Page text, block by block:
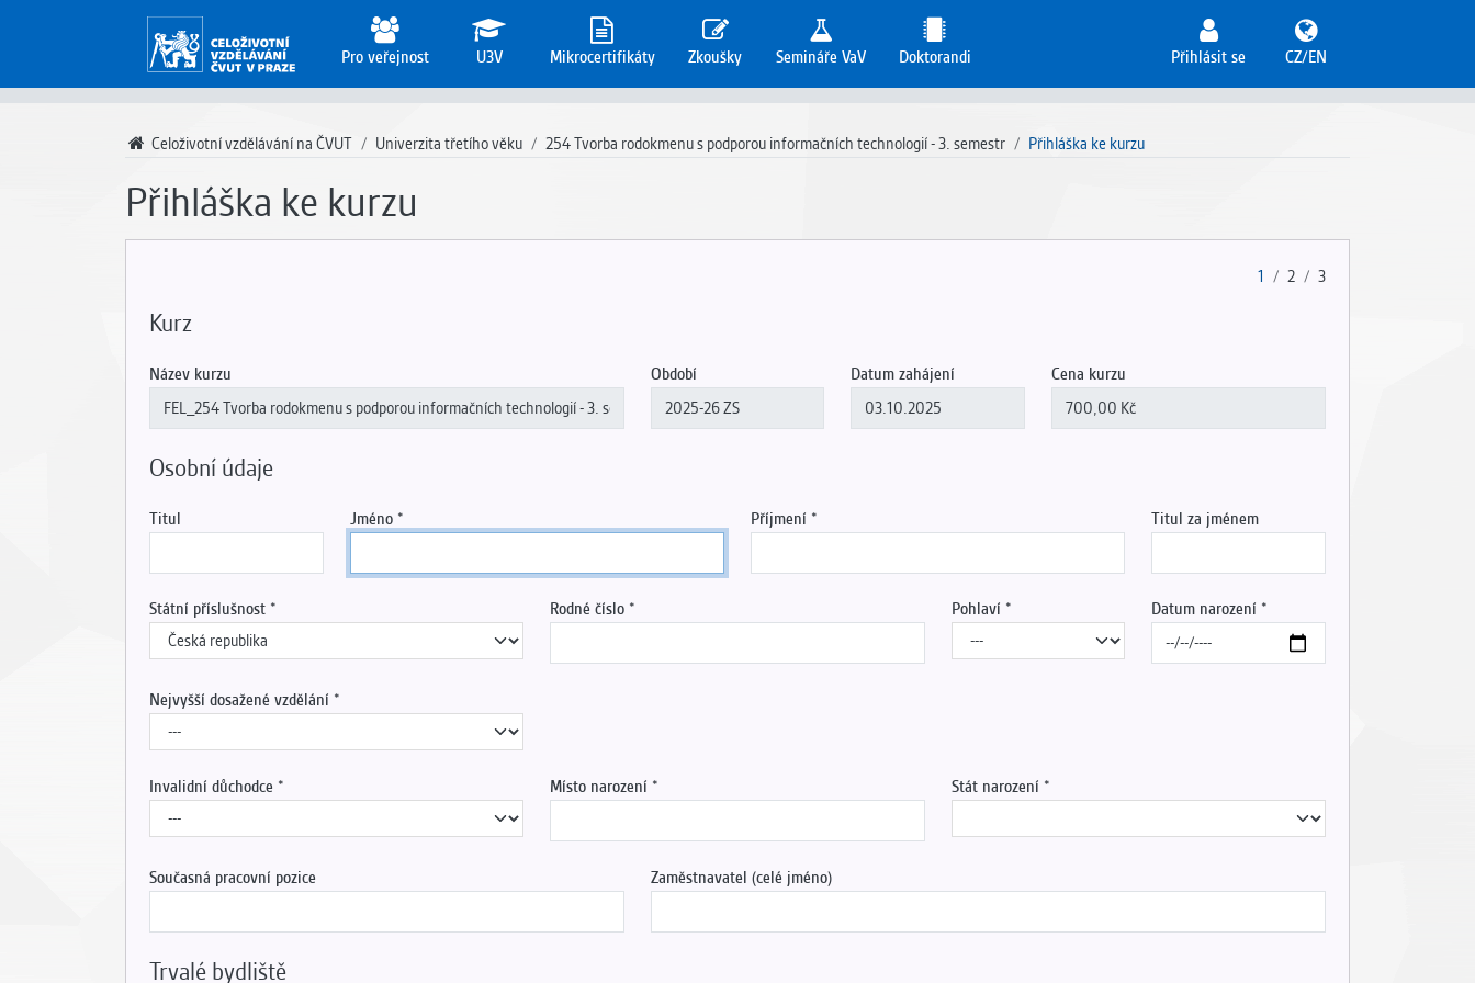
Pro veřejnost U3V Mikrocertifikáty Zkoušky Semináře VaV Doktorandi Přihlásit se CZ/EN
Celoživotní vzdělávání na ČVUT Univerzita třetího věku 254 Tvorba rodokmenu s podporou informačních technologií - 3. semestr Přihláška ke kurzu
Přihláška ke kurzu
1 2 3
Kurz
Název kurzu Období Datum zahájení Cena kurzu
Osobní údaje
Titul Jméno Příjmení Titul za jménem
Státní příslušnost Rodné číslo Pohlaví Datum narození
Nejvyšší dosažené vzdělání
Invalidní důchodce Místo narození Stát narození
Současná pracovní pozice Zaměstnavatel (celé jméno)
Trvalé bydliště